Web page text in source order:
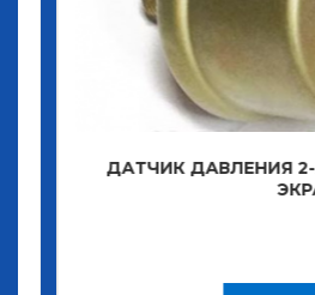
ДАТЧИК ДАВЛЕНИЯ 2-Х
ЭКРАН